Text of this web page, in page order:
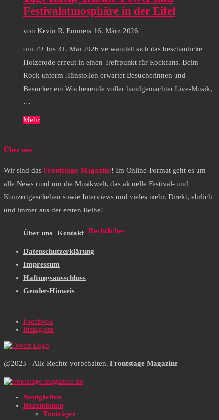
Festivalatmosphäre in der Eifel
von Kevin R. Emmers 16. März 2026
om 29. bis 31. Mai 2026 verwandelt sich das beschauliche
Holzerode erneut in einen Treffpunkt für Rockfans. Beim
Rock unterm Hünstollen erwartet Besucherinnen und
Besucher ein Wochenende voller handgemachter Live-Musik,
…
Mehr
Über uns
Wir sind das Frontstage Magazine! Im Online-Format geht es um
alle News rund um die Musikwelt, das aktuelle Festival- und
Konzertgeschehen sowie Interviews und vieles mehr. Direkt, ehrlich
und immer aus der ersten Reihe!
Über uns Kontakt Rechtliches
Datenschutzerklärung
Impressum
Haftungsausschluss
Gender-Hinweis
Facebook
Instagram
@2023 - Alle Rechte vorbehalten. Frontstage Magazine
Neuigkeiten
Rezensionen
Tonträger